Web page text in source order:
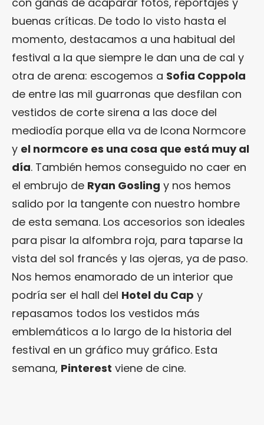
buenas críticas. De todo lo visto hasta el
momento, destacamos a una habitual del
festival a la que siempre le dan una de cal y
otra de arena: escogemos a Sofia Coppola
de entre las mil guarronas que desfilan con
vestidos de corte sirena a las doce del
mediodía porque ella va de Icona Normcore
y el normcore es una cosa que está muy al
día. También hemos conseguido no caer en
el embrujo de Ryan Gosling y nos hemos
salido por la tangente con nuestro hombre
de esta semana. Los accesorios son ideales
para pisar la alfombra roja, para taparse la
vista del sol francés y las ojeras, ya de paso.
Nos hemos enamorado de un interior que
podría ser el hall del Hotel du Cap y
repasamos todos los vestidos más
emblemáticos a lo largo de la historia del
festival en un gráfico muy gráfico. Esta
semana, Pinterest viene de cine.